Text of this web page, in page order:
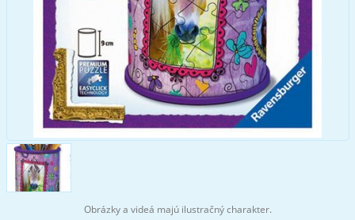
Obrázky a videá majú ilustračný charakter.